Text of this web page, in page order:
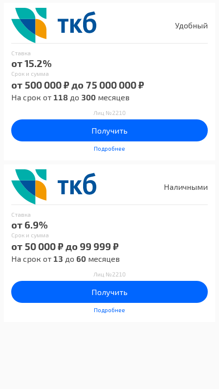
Удобный
Ставка
от 15.2%
Срок и сумма
от 500 000 ₽ до 75 000 000 ₽
На срок от 118 до 300 месяцев
Лиц №2210
Получить
Подробнее
Наличными
Ставка
от 6.9%
Срок и сумма
от 50 000 ₽ до 99 999 ₽
На срок от 13 до 60 месяцев
Лиц №2210
Получить
Подробнее